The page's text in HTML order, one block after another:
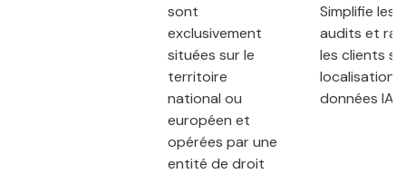
sont
exclusivement
situées sur le
territoire
national ou
européen et
opérées par une
entité de droit
Simplifie les
audits et
les clients
localisation
données IA.